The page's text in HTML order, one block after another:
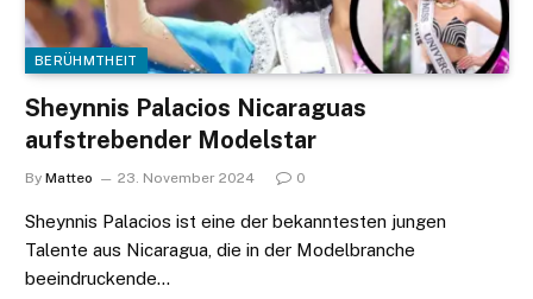
BERÜHMTHEIT
Sheynnis Palacios Nicaraguas
aufstrebender Modelstar
By Matteo 23. November 2024 0
Sheynnis Palacios ist eine der bekanntesten jungen
Talente aus Nicaragua, die in der Modelbranche
beeindruckende…